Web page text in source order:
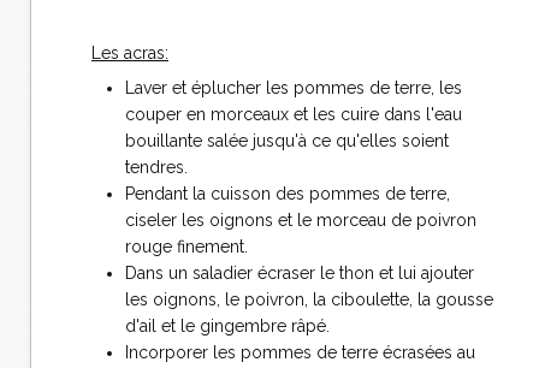
Les acras:
Laver et éplucher les pommes de terre, les
couper en morceaux et les cuire dans l'eau
bouillante salée jusqu'à ce qu'elles soient
tendres.
Pendant la cuisson des pommes de terre,
ciseler les oignons et le morceau de poivron
rouge finement.
Dans un saladier écraser le thon et lui ajouter
les oignons, le poivron, la ciboulette, la gousse
d'ail et le gingembre râpé.
Incorporer les pommes de terre écrasées au